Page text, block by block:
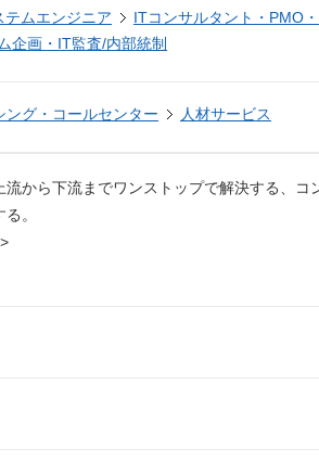
テムエンジニア
ITコンサルタント・PMO
企画・IT監査/内部統制
ング・コールセンター 人材サービス
流から下流までワンストップで解決する、コ
。